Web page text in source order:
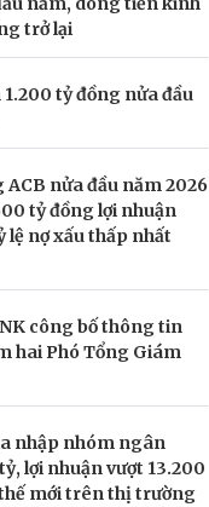
trở lại
1.200 tỷ đồng nửa đầu
nửa đầu năm 2026
tỷ đồng lợi nhuận
lệ nợ xấu thấp nhất
công bố thông tin
hai Phó Tổng Giám
nhập nhóm ngân
lợi nhuận vượt 13.200
mới trên thị trường